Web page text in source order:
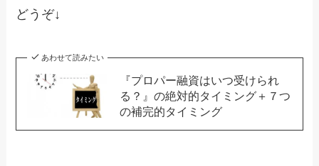
どうぞ↓
あわせて読みたい
『プロパー融資はいつ受けられ
る？』の絶対的タイミング＋７つ
の補完的タイミング